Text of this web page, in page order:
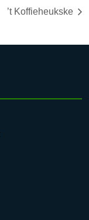
’t Koffieheukske